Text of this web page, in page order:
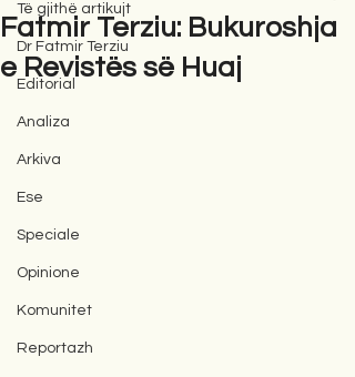
Të gjithë artikujt
Dr Fatmir Terziu
Editorial
Analiza
Arkiva
Ese
Speciale
Opinione
Komunitet
Reportazh
Fatmir Terziu: Bukuroshja
e Revistës së Huaj